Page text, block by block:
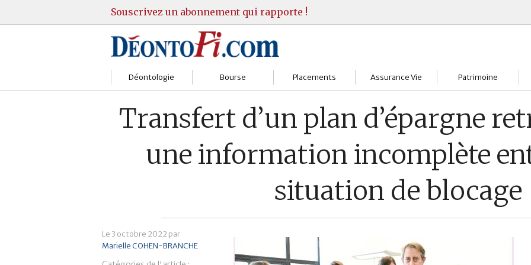
Souscrivez un abonnement qui rapporte !
Déontologie
Gestion
Institutions
Réglementation
Bourse
Guide Actions
Guide Sicav
Pratique et OST
Placements
Bourses
Fonds d’investissments
Assurance vie
Livrets
Divers
Assurance Vie
Assureurs
Choisir
Comprendre
Contrats
Patrimoine
Conseil Gestion
Objectifs & stratégie
Retraite
Transfert d’un plan d’épargne
une information incomplète
situation de blocage
Le 3 octobre 2022 par
Marielle COHEN-BRANCHE